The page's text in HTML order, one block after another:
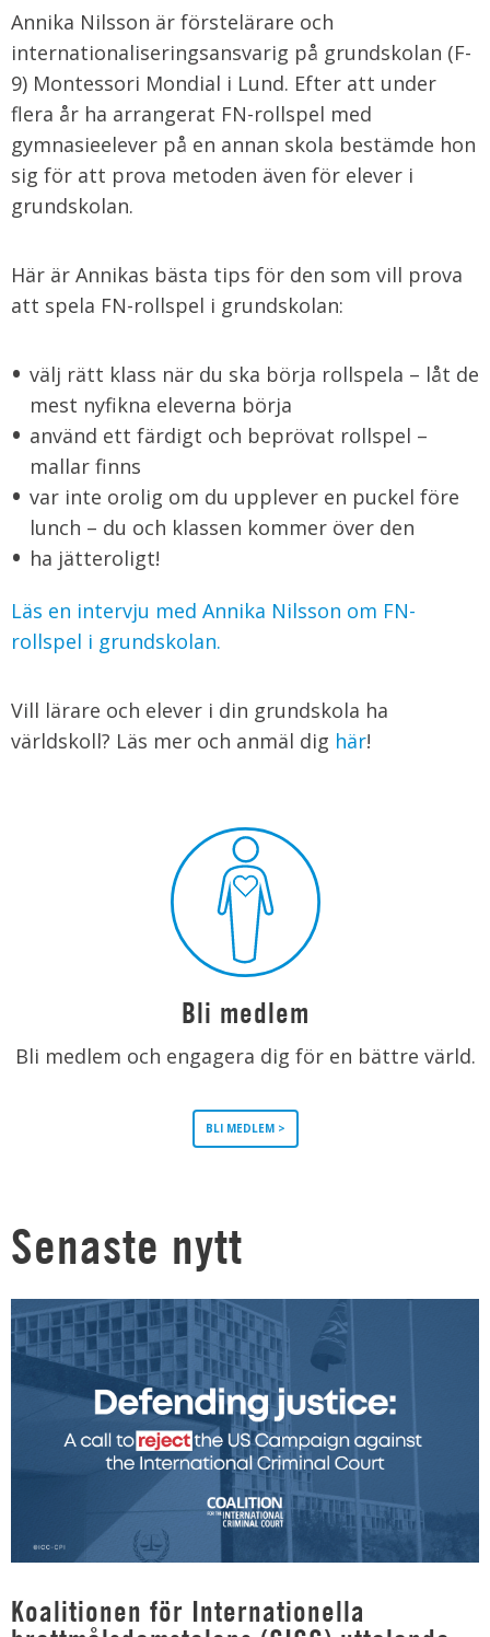
Annika Nilsson är förstelärare och
internationaliseringsansvarig på grundskolan (F-
9) Montessori Mondial i Lund. Efter att under
flera år ha arrangerat FN-rollspel med
gymnasieelever på en annan skola bestämde hon
sig för att prova metoden även för elever i
grundskolan.
Här är Annikas bästa tips för den som vill prova
att spela FN-rollspel i grundskolan:
välj rätt klass när du ska börja rollspela – låt de
mest nyfikna eleverna börja
använd ett färdigt och beprövat rollspel –
mallar finns
var inte orolig om du upplever en puckel före
lunch – du och klassen kommer över den
ha jätteroligt!
Läs en intervju med Annika Nilsson om FN-
rollspel i grundskolan.
Vill lärare och elever i din grundskola ha
världskoll? Läs mer och anmäl dig här!
Bli medlem
Bli medlem och engagera dig för en bättre värld.
BLI MEDLEM >
Senaste nytt
Koalitionen för Internationella